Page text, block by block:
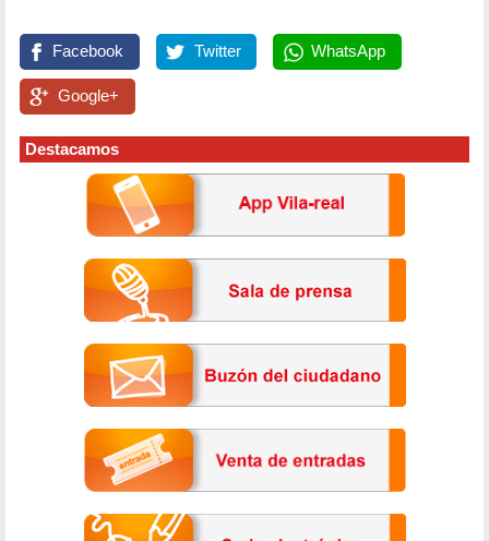
Facebook Twitter WhatsApp
Google+
Destacamos